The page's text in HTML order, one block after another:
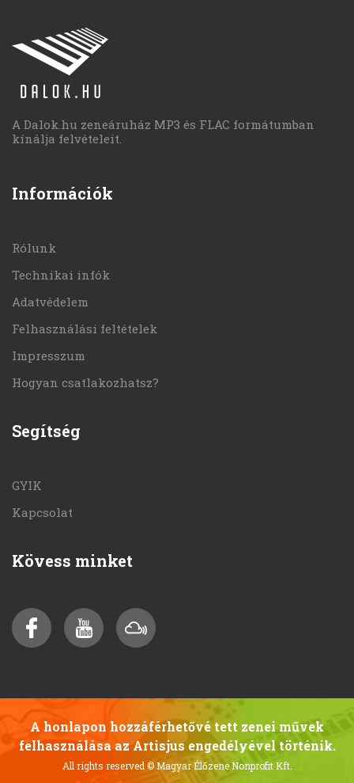
A Dalok.hu zeneáruház MP3 és FLAC formátumban
kínálja felvételeit.
Információk
Rólunk
Technikai infók
Adatvédelem
Felhasználási feltételek
Impresszum
Hogyan csatlakozhatsz?
Segítség
GYIK
Kapcsolat
Kövess minket
A honlapon hozzáférhetővé tett zenei művek
felhasználása az Artisjus engedélyével történik.
All rights reserved© Magyar Élőzene Nonprofit Kft.